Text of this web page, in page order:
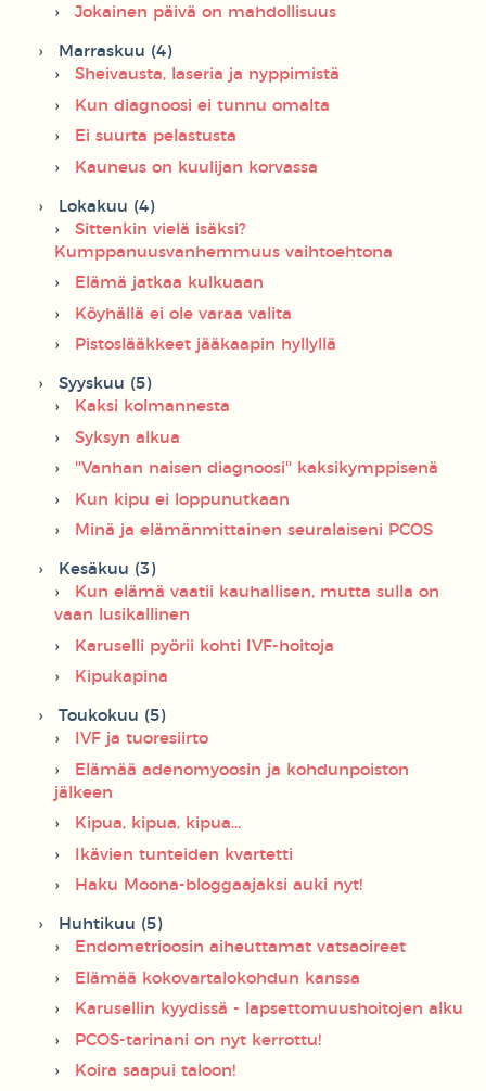
Jokainen päivä on mahdollisuus
Marraskuu (4)
Sheivausta, laseria ja nyppimistä
Kun diagnoosi ei tunnu omalta
Ei suurta pelastusta
Kauneus on kuulijan korvassa
Lokakuu (4)
Sittenkin vielä isäksi?
Kumppanuusvanhemmuus vaihtoehtona
Elämä jatkaa kulkuaan
Köyhällä ei ole varaa valita
Pistoslääkkeet jääkaapin hyllyllä
Syyskuu (5)
Kaksi kolmannesta
Syksyn alkua
''Vanhan naisen diagnoosi'' kaksikymppisenä
Kun kipu ei loppunutkaan
Minä ja elämänmittainen seuralaiseni PCOS
Kesäkuu (3)
Kun elämä vaatii kauhallisen, mutta sulla on
vaan lusikallinen
Karuselli pyörii kohti IVF-hoitoja
Kipukapina
Toukokuu (5)
IVF ja tuoresiirto
Elämää adenomyoosin ja kohdunpoiston
jälkeen
Kipua, kipua, kipua...
Ikävien tunteiden kvartetti
Haku Moona-bloggaajaksi auki nyt!
Huhtikuu (5)
Endometrioosin aiheuttamat vatsaoireet
Elämää kokovartalokohdun kanssa
Karusellin kyydissä - lapsettomuushoitojen alku
PCOS-tarinani on nyt kerrottu!
Koira saapui taloon!